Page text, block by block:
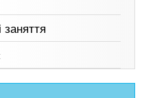
заняття